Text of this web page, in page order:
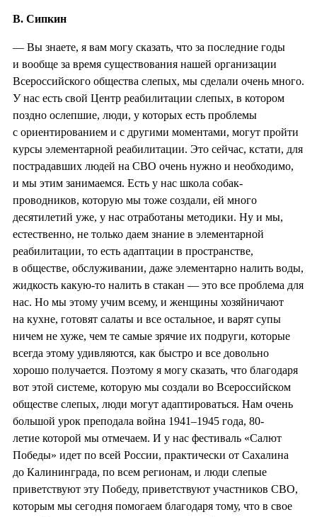
В. Сипкин
— Вы знаете, я вам могу сказать, что за последние годы
и вообще за время существования нашей организации
Всероссийского общества слепых, мы сделали очень много.
У нас есть свой Центр реабилитации слепых, в котором
поздно ослепшие, люди, у которых есть проблемы
с ориентированием и с другими моментами, могут пройти
курсы элементарной реабилитации. Это сейчас, кстати, для
пострадавших людей на СВО очень нужно и необходимо,
и мы этим занимаемся. Есть у нас школа собак-
проводников, которую мы тоже создали, ей много
десятилетий уже, у нас отработаны методики. Ну и мы,
естественно, не только даем знание в элементарной
реабилитации, то есть адаптации в пространстве,
в обществе, обслуживании, даже элементарно налить воды,
жидкость какую-то налить в стакан — это все проблема для
нас. Но мы этому учим всему, и женщины хозяйничают
на кухне, готовят салаты и все остальное, и варят супы
ничем не хуже, чем те самые зрячие их подруги, которые
всегда этому удивляются, как быстро и все довольно
хорошо получается. Поэтому я могу сказать, что благодаря
вот этой системе, которую мы создали во Всероссийском
обществе слепых, люди могут адаптироваться. Нам очень
большой урок преподала война 1941–1945 года, 80-
летие которой мы отмечаем. И у нас фестиваль «Салют
Победы» идет по всей России, практически от Сахалина
до Калининграда, по всем регионам, и люди слепые
приветствуют эту Победу, приветствуют участников СВО,
которым мы сегодня помогаем благодаря тому, что в свое